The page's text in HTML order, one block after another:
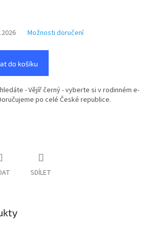
Možnosti doručení
do košíku
- Vějíř černý - vyberte si v rodinném e-
po celé České republice.
SDÍLET